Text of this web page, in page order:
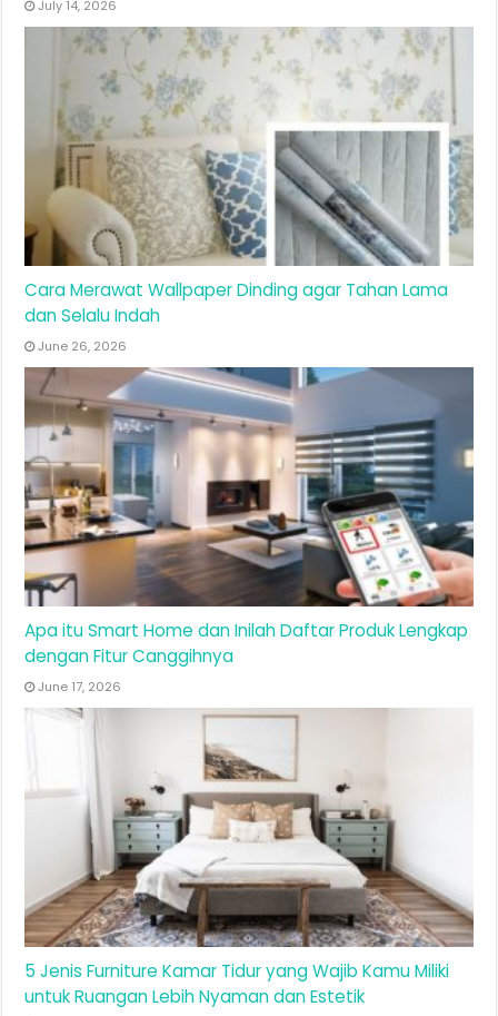
July 14, 2026
Cara Merawat Wallpaper Dinding agar Tahan Lama
dan Selalu Indah
June 26, 2026
Apa itu Smart Home dan Inilah Daftar Produk Lengkap
dengan Fitur Canggihnya
June 17, 2026
5 Jenis Furniture Kamar Tidur yang Wajib Kamu Miliki
untuk Ruangan Lebih Nyaman dan Estetik